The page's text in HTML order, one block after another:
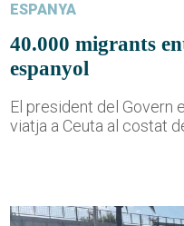
ESPANYA
40.000 migrants
espanyol
El president del Govern
viatja a Ceuta al costat